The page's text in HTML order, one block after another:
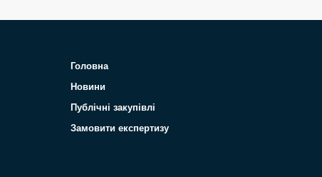
Головна
Новини
Публічні закупівлі
Замовити експертизу